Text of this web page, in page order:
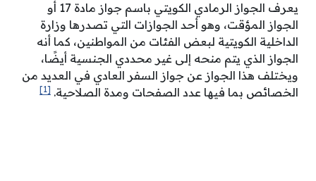
يعرف الجواز الرمادي الكويتي باسم جواز مادة 17 أو
الجواز المؤقت، وهو أحد الجوازات التي تصدرها وزارة
الداخلية الكويتية لبعض الفئات من المواطنين، كما أنه
الجواز الذي يتم منحه إلى غير محددي الجنسية أيضًا،
ويختلف هذا الجواز عن جواز السفر العادي في العديد من
الخصائص بما فيها عدد الصفحات ومدة الصلاحية. [1]